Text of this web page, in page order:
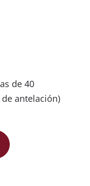
de 40
antelación)